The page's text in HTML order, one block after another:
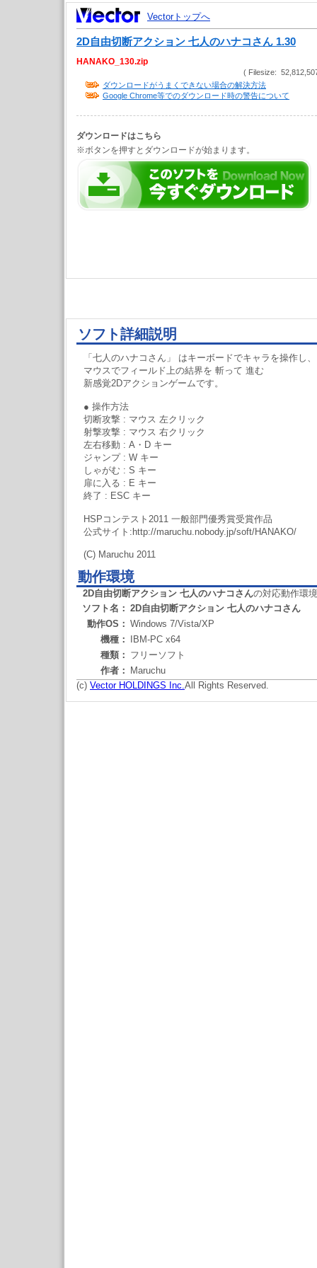
Vectorトップへ
2D自由切断アクション 七人のハナコさん 1.30
HANAKO_130.zip
( Filesize:
ダウンロードがうまくできない場合の解決方法
Google Chrome等でのダウンロード時の警告について
ダウンロードはこちら
※ボタンを押すとダウンロードが始まります。
ソフト詳細説明
「七人のハナコさん」 はキーボードでキャラを操作し、
マウスでフィールド上の結界を 斬って 進む
新感覚2Dアクションゲームです。
● 操作方法
切断攻撃 : マウス 左クリック
射撃攻撃 : マウス 右クリック
左右移動 : A・D キー
ジャンプ : W キー
しゃがむ : S キー
扉に入る : E キー
終了 : ESC キー
HSPコンテスト2011 一般部門優秀賞受賞作品
公式サイト:http://maruchu.nobody.jp/soft/HANAKO/
(C) Maruchu 2011
動作環境
2D自由切断アクション 七人のハナコさんの対応動作環境
ソフト名： 2D自由切断アクション 七人のハナコさん
動作OS： Windows 7/Vista/XP
機種：
IBM-PC x64
種類： フリーソフト
作者：
Maruchu
(c) Vector HOLDINGS Inc.All Rights Reserved.